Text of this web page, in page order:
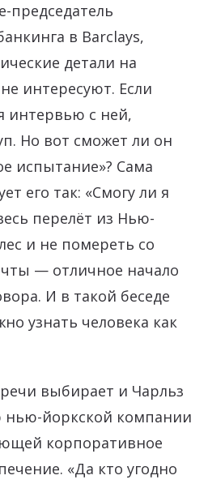
председатель
в Barclays,
детали на
интересуют. Если
интервью с ней,
Но вот сможет ли он
испытание»? Сама
его так: «Смогу ли я
перелёт из Нью-
и не помереть со
— отличное начало
И в такой беседе
узнать человека как
выбирает и Чарльз
нью-йоркской компании
корпоративное
«Да кто угодно